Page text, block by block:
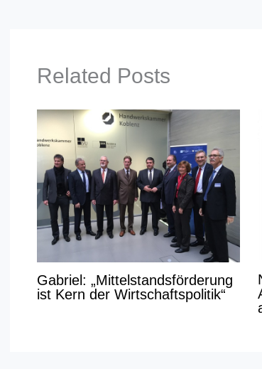
Related Posts
Gabriel: „Mittelstandsförderung
ist Kern der Wirtschaftspolitik“